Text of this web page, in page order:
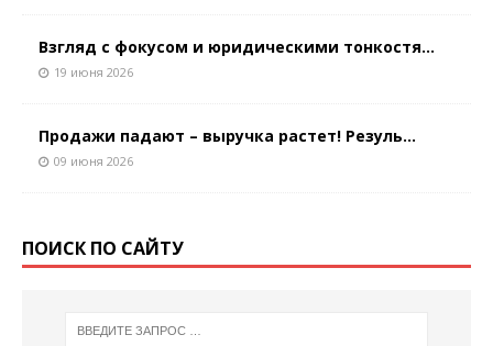
Взгляд с фокусом и юридическими тонкостя...
19 июня 2026
Продажи падают – выручка растет! Резуль...
09 июня 2026
ПОИСК ПО САЙТУ